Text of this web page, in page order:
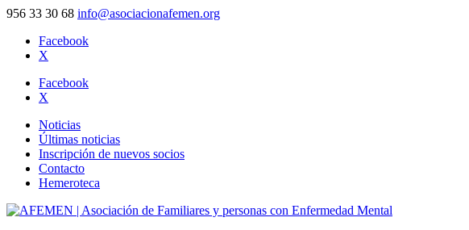
956 33 30 68 info@asociacionafemen.org
Facebook
X
Facebook
X
Noticias
Últimas noticias
Inscripción de nuevos socios
Contacto
Hemeroteca